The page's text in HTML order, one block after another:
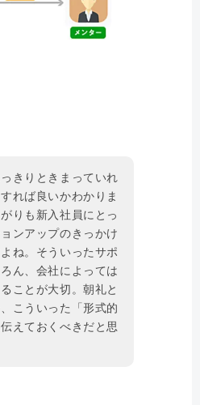
きりときまっていれ
れば良いかわかりま
りも新入社員にとっ
ンアップのきっかけ
ね。そういったサポ
ん、会社によっては
ことが大切。朝礼と
こういった「形式的
えておくべきだと思